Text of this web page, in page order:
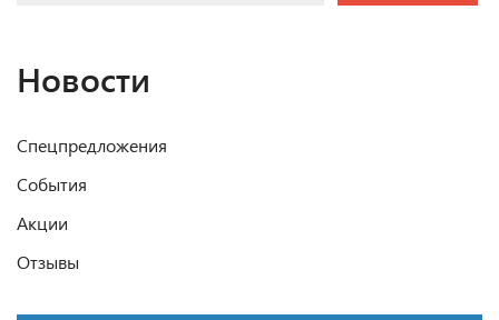
Новости
Спецпредложения
События
Акции
Отзывы